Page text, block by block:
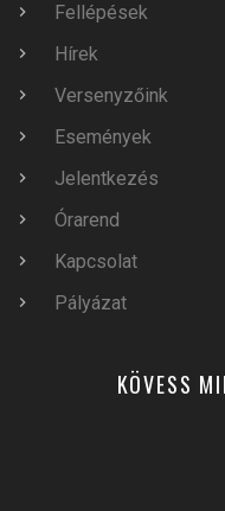
Fellépések
Hírek
Versenyzőink
Események
Jelentkezés
Órarend
Kapcsolat
Pályázat
KÖVESS